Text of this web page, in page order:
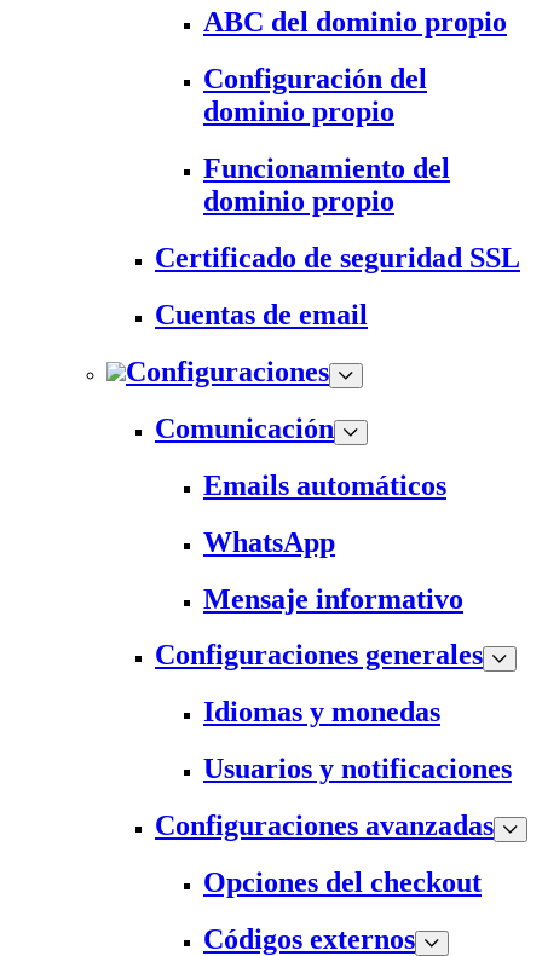
ABC del dominio propio
Configuración del
dominio propio
Funcionamiento del
dominio propio
Certificado de seguridad SSL
Cuentas de email
Configuraciones
Comunicación
Emails automáticos
WhatsApp
Mensaje informativo
Configuraciones generales
Idiomas y monedas
Usuarios y notificaciones
Configuraciones avanzadas
Opciones del checkout
Códigos externos